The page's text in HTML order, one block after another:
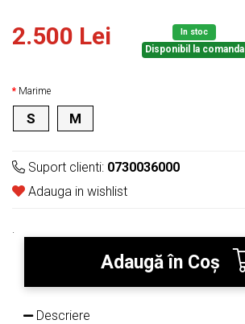
2.500 Lei In stoc
Disponibil la comanda
Marime
S M
Suport clienti: 0730036000
Adauga in wishlist
Adaugă în Coş
Descriere